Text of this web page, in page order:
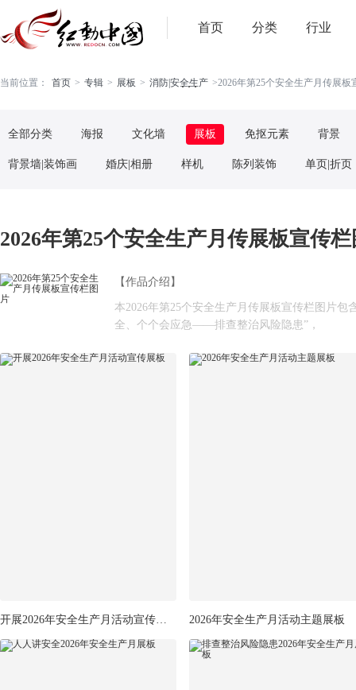
首页 分类 行业
. . .
当前位置： 首页 > 专辑 > 展板 > 消防|安全生产 >2026年第25个安全生产月传展板
全部分类 海报 文化墙 展板 免抠元素 背景
背景墙|装饰画 婚庆|相册 样机 陈列装饰 单页|折页
2026年第25个安全生产月传展板宣传
【作品介绍】
本2026年第25个安全生产月传展板宣传栏图片包
全、个个会应急——排查整治风险隐患”，
开展2026年安全生产月活动宣传展板 2026年安全生产月活动主题展板